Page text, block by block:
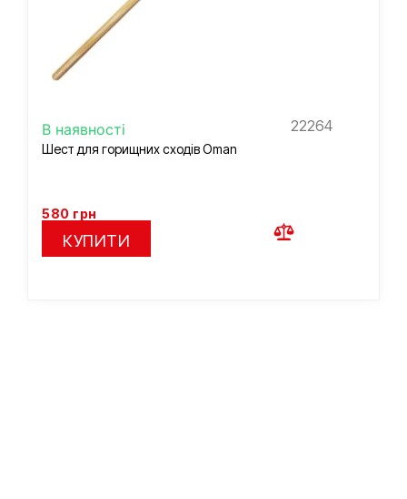
В наявності 22264
Шест для горищних сходів Oman
580 грн
КУПИТИ